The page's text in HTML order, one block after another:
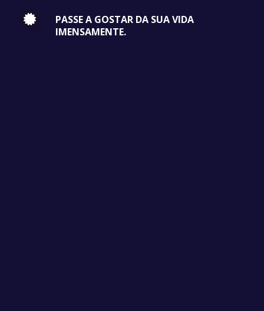
PASSE A GOSTAR DA SUA VIDA
IMENSAMENTE.